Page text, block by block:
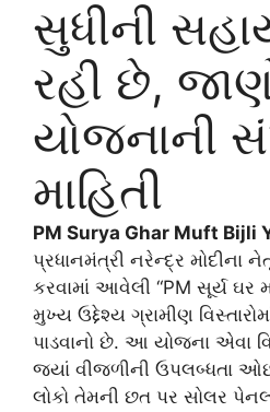
સુધીની
રહી છે,
યોજનાની
માહિતી
PM Surya Ghar Muft Bijli
પ્રધાનમંત્રી નરેન્દ્ર મોદીના
કરવામાં આવેલી “PM સૂર્ય ઘર
મુખ્ય ઉદ્દેશ્ય ગ્રામીણ
પાડવાનો છે. આ યોજના એવા
જ્યાં વીજળીની ઉપલબ્ધતા
લોકો તેમની છત પર સોલર